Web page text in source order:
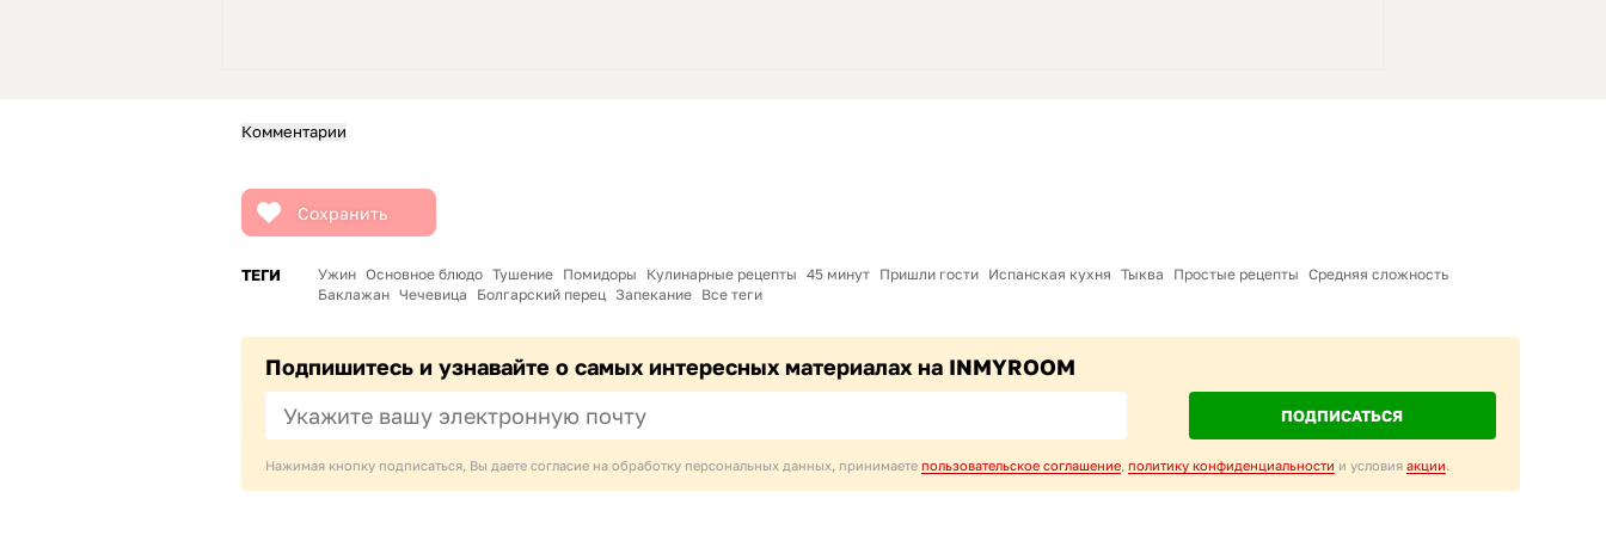
Комментарии
Сохранить
ТЕГИ Ужин Основное блюдо Тушение Помидоры Кулинарные рецепты 45 минут Пришли гости Испанская кухня Тыква Простые рецепты Средняя сложность
Баклажан Чечевица Болгарский перец Запекание Все теги
Подпишитесь и узнавайте о самых интересных материалах на INMYROOM
ПОДПИСАТЬСЯ
Нажимая кнопку подписаться, Вы даете согласие на обработку персональных данных, принимаете пользовательское соглашение политику конфиденциальности и условия акции.